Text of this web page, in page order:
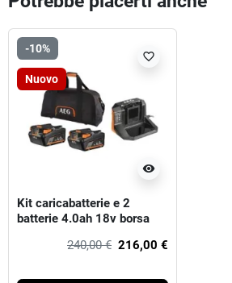
-10%
Nuovo
visibility
favorite_border
Kit caricabatterie e 2
batterie 4.0ah 18v borsa
240,00 € 216,00 €